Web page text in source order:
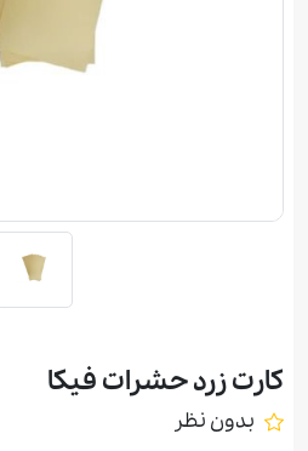
کارت زرد حشرات فیکا
بدون نظر